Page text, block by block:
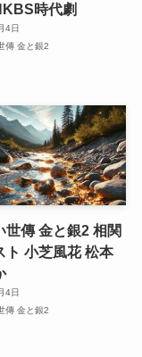
時代劇
4日
傳 金と銀2
世傳 金と銀2 相関
ト 小芝風花 松本
4日
傳 金と銀2